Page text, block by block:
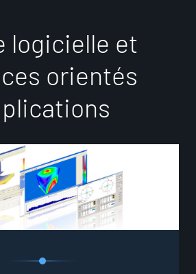
logicielle et
ces orientés
plications